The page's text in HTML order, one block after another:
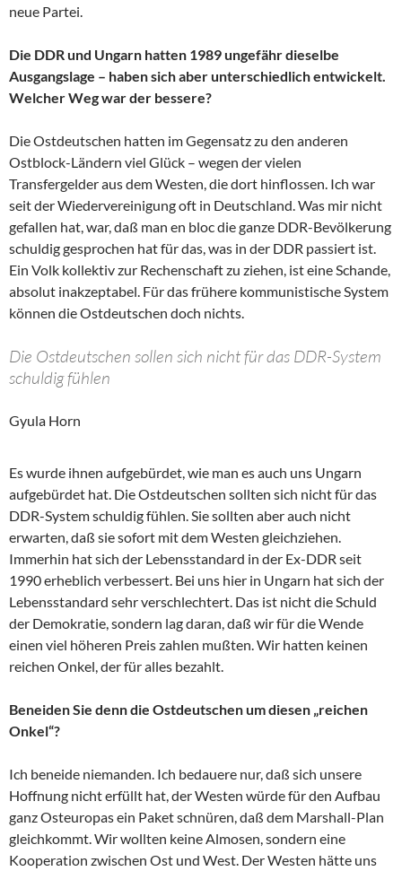
neue Partei.
Die DDR und Ungarn hatten 1989 ungefähr dieselbe
Ausgangslage – haben sich aber unterschiedlich entwickelt.
Welcher Weg war der bessere?
Die Ostdeutschen hatten im Gegensatz zu den anderen
Ostblock-Ländern viel Glück – wegen der vielen
Transfergelder aus dem Westen, die dort hinflossen. Ich war
seit der Wiedervereinigung oft in Deutschland. Was mir nicht
gefallen hat, war, daß man en bloc die ganze DDR-Bevölkerung
schuldig gesprochen hat für das, was in der DDR passiert ist.
Ein Volk kollektiv zur Rechenschaft zu ziehen, ist eine Schande,
absolut inakzeptabel. Für das frühere kommunistische System
können die Ostdeutschen doch nichts.
Die Ostdeutschen sollen sich nicht für das DDR-System
schuldig fühlen
Gyula Horn
Es wurde ihnen aufgebürdet, wie man es auch uns Ungarn
aufgebürdet hat. Die Ostdeutschen sollten sich nicht für das
DDR-System schuldig fühlen. Sie sollten aber auch nicht
erwarten, daß sie sofort mit dem Westen gleichziehen.
Immerhin hat sich der Lebensstandard in der Ex-DDR seit
1990 erheblich verbessert. Bei uns hier in Ungarn hat sich der
Lebensstandard sehr verschlechtert. Das ist nicht die Schuld
der Demokratie, sondern lag daran, daß wir für die Wende
einen viel höheren Preis zahlen mußten. Wir hatten keinen
reichen Onkel, der für alles bezahlt.
Beneiden Sie denn die Ostdeutschen um diesen „reichen
Onkel“?
Ich beneide niemanden. Ich bedauere nur, daß sich unsere
Hoffnung nicht erfüllt hat, der Westen würde für den Aufbau
ganz Osteuropas ein Paket schnüren, daß dem Marshall-Plan
gleichkommt. Wir wollten keine Almosen, sondern eine
Kooperation zwischen Ost und West. Der Westen hätte uns